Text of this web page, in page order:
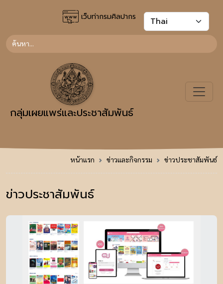
เว็บท่ากรมศิลปากร
กลุ่มเผยแพร่และประชาสัมพันธ์
หน้าแรก ข่าวและกิจกรรม ข่าวประชาสัมพันธ์
ข่าวประชาสัมพันธ์